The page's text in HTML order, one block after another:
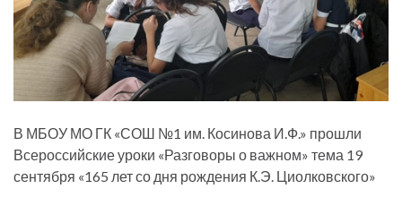
В МБОУ МО ГК «СОШ №1 им. Косинова И.Ф.» прошли
Всероссийские уроки «Разговоры о важном» тема 19
сентября «165 лет со дня рождения К.Э. Циолковского»